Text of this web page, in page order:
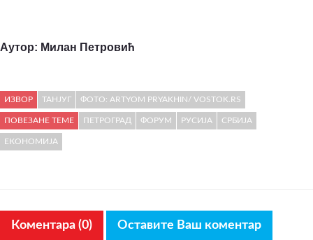
Аутор: Милан Петровић
ИЗВОР ТАНЈУГ ФОТО: ARTYOM PRYAKHIN/ VOSTOK.RS
ПОВЕЗАНЕ ТЕМЕ ПЕТРОГРАД ФОРУМ РУСИЈА СРБИЈА
ЕКОНОМИЈА
Коментара (0) Оставите Ваш коментар